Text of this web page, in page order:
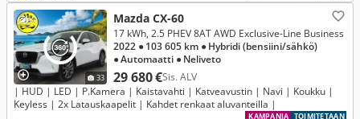
33
Mazda CX-60
29 680 €Sis. ALV
17 kWh, 2.5 PHEV 8AT AWD Exclusive-Line Business
2022 ● 103 605 km ● Hybridi (bensiini/sähkö)
● Automaatti ● Neliveto
| HUD | LED | P.Kamera | Kaistavahti | Katveavustin | Navi | Koukku |
Keyless | 2x Latauskaapelit | Kahdet renkaat aluvanteilla |
TOIMITETAAN
KAMPANJA